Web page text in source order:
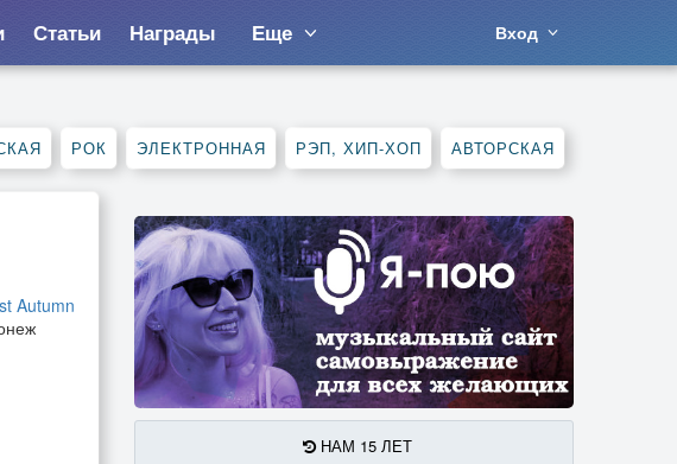
Статьи Награды Еще Вход
РОК ЭЛЕКТРОННАЯ РЭП, ХИП-ХОП АВТОРСКАЯ
Autumn
НАМ 15 ЛЕТ